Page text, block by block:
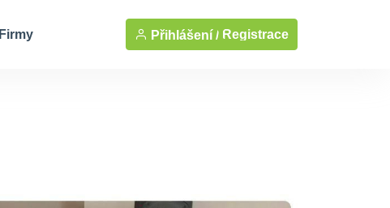
Firmy Přihlášení / Registrace